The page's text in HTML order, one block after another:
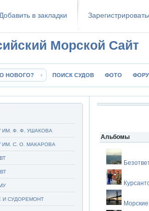
в закладки
Морской Сайт
НОВОГО? ПОИСК СУДОВ ФОТО
Альбомы
ИМ. Ф. Ф. УШАКОВА
ИМ. С. О. МАКАРОВА
И СУДОРЕМОНТ